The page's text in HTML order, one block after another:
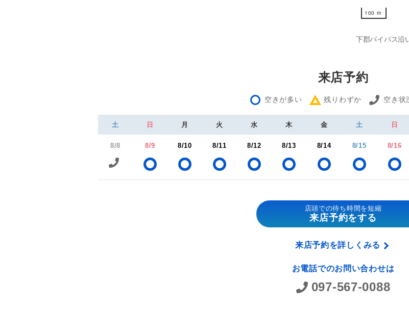
100 m
100 m
下郡バイパス沿
来店予約
空きが多い 残りわずか 空き状
土 日 月 火 水 木 金 土 日
8/8 8/9 8/10 8/11 8/12 8/13 8/14 8/15 8/16
店頭での待ち時間を短縮
来店予約をする
来店予約を詳しくみる
お電話でのお問い合わせは
097-567-0088